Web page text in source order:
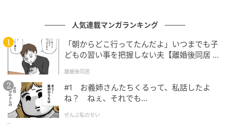
ママ広場
名前を呼ばれた結は、素直に義母のもとへ向かいま
す。義母は結をひょいと抱き上げると「ばぁばとお写
真撮りましょ！ほら、ママに撮ってーって」と、にこ
やかな声で結を言葉巧みに誘導します。
人気連載マンガランキング
「朝からどこ行ってたんだよ」いつまでも子
どもの習い事を把握しない夫【離婚後同居 Vo
離婚後同居
#1 お義姉さんたちくるって、私話したよ
ね？ ねぇ、それでも…
ぜんぶ私のせい